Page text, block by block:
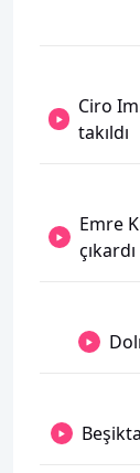
Ciro
takıldı
Emre
çıkardı